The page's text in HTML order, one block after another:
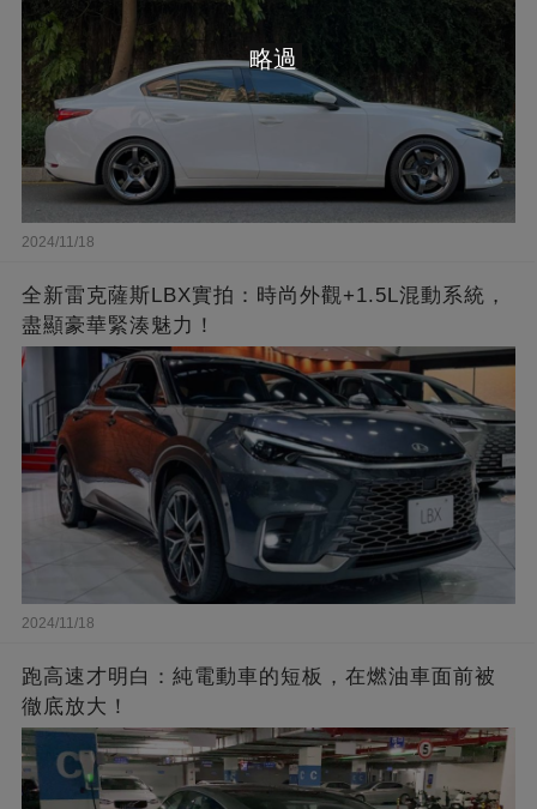
2024/11/18
全新雷克薩斯LBX實拍：時尚外觀+1.5L混動系統，
盡顯豪華緊湊魅力！
2024/11/18
跑高速才明白：純電動車的短板，在燃油車面前被
徹底放大！
略過